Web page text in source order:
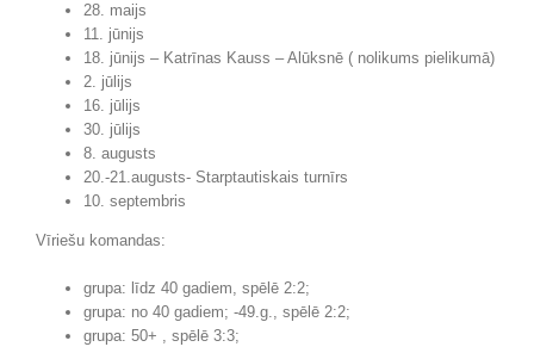
28. maijs
11. jūnijs
18. jūnijs – Katrīnas Kauss – Alūksnē ( nolikums pielikumā)
2. jūlijs
16. jūlijs
30. jūlijs
8. augusts
20.-21.augusts- Starptautiskais turnīrs
10. septembris
Vīriešu komandas:
grupa: līdz 40 gadiem, spēlē 2:2;
grupa: no 40 gadiem; -49.g., spēlē 2:2;
grupa: 50+ , spēlē 3:3;